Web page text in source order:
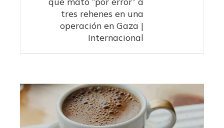
tres rehenes en una
operación en Gaza |
Internacional